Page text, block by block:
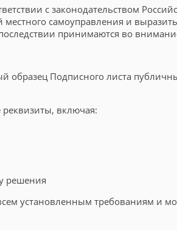
с законодательством
самоуправления и
принимаются во
образец Подписного листа
включая:
решения
установленным требованиям и